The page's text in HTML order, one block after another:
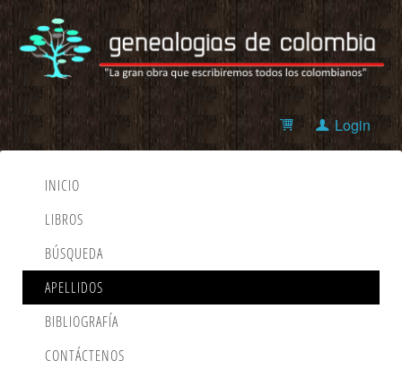
Login
INICIO
LIBROS
BÚSQUEDA
APELLIDOS
BIBLIOGRAFÍA
CONTÁCTENOS